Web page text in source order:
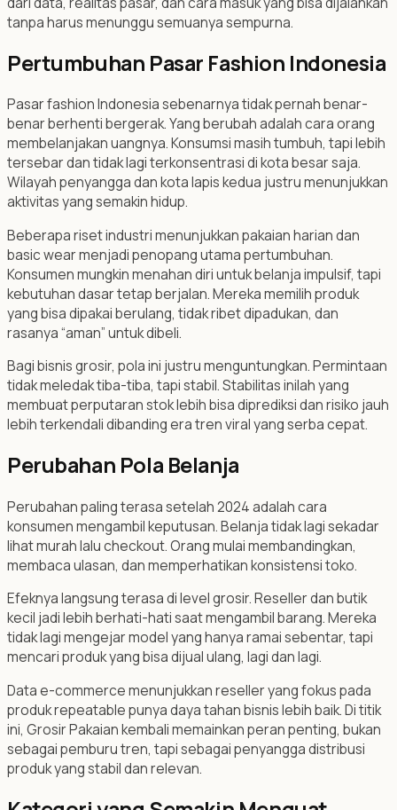
tanpa harus menunggu semuanya sempurna.
Pertumbuhan Pasar Fashion Indonesia
Pasar fashion Indonesia sebenarnya tidak pernah benar-
benar berhenti bergerak. Yang berubah adalah cara orang
membelanjakan uangnya. Konsumsi masih tumbuh, tapi lebih
tersebar dan tidak lagi terkonsentrasi di kota besar saja.
Wilayah penyangga dan kota lapis kedua justru menunjukkan
aktivitas yang semakin hidup.
Beberapa riset industri menunjukkan pakaian harian dan
basic wear menjadi penopang utama pertumbuhan.
Konsumen mungkin menahan diri untuk belanja impulsif, tapi
kebutuhan dasar tetap berjalan. Mereka memilih produk
yang bisa dipakai berulang, tidak ribet dipadukan, dan
rasanya “aman” untuk dibeli.
Bagi bisnis grosir, pola ini justru menguntungkan. Permintaan
tidak meledak tiba-tiba, tapi stabil. Stabilitas inilah yang
membuat perputaran stok lebih bisa diprediksi dan risiko jauh
lebih terkendali dibanding era tren viral yang serba cepat.
Perubahan Pola Belanja
Perubahan paling terasa setelah 2024 adalah cara
konsumen mengambil keputusan. Belanja tidak lagi sekadar
lihat murah lalu checkout. Orang mulai membandingkan,
membaca ulasan, dan memperhatikan konsistensi toko.
Efeknya langsung terasa di level grosir. Reseller dan butik
kecil jadi lebih berhati-hati saat mengambil barang. Mereka
tidak lagi mengejar model yang hanya ramai sebentar, tapi
mencari produk yang bisa dijual ulang, lagi dan lagi.
Data e-commerce menunjukkan reseller yang fokus pada
produk repeatable punya daya tahan bisnis lebih baik. Di titik
ini, Grosir Pakaian kembali memainkan peran penting, bukan
sebagai pemburu tren, tapi sebagai penyangga distribusi
produk yang stabil dan relevan.